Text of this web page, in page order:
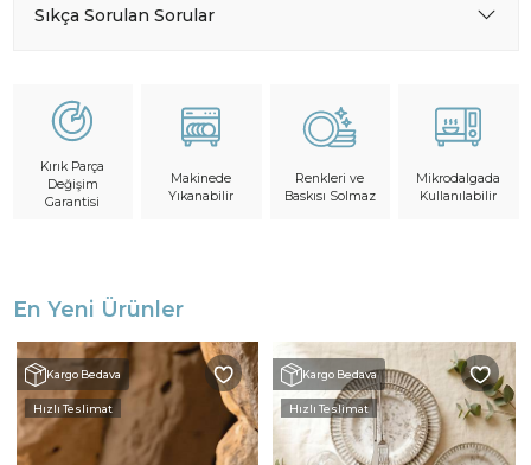
Sıkça Sorulan Sorular
Kırık Parça
Değişim
Garantisi
Makinede
Yıkanabilir
Renkleri ve
Baskısı Solmaz
Mikrodalgada
Kullanılabilir
En Yeni Ürünler
Kargo Bedava
Hızlı Teslimat
Kargo Bedava
Hızlı Teslimat